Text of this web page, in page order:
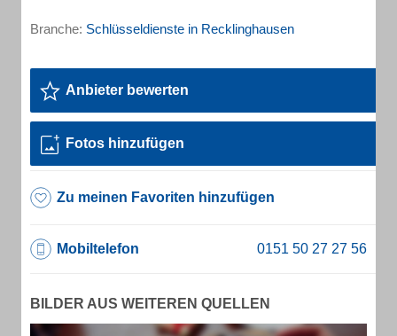
Branche: Schlüsseldienste in Recklinghausen
Anbieter bewerten
Fotos hinzufügen
Zu meinen Favoriten hinzufügen
Mobiltelefon
BILDER AUS WEITEREN QUELLEN